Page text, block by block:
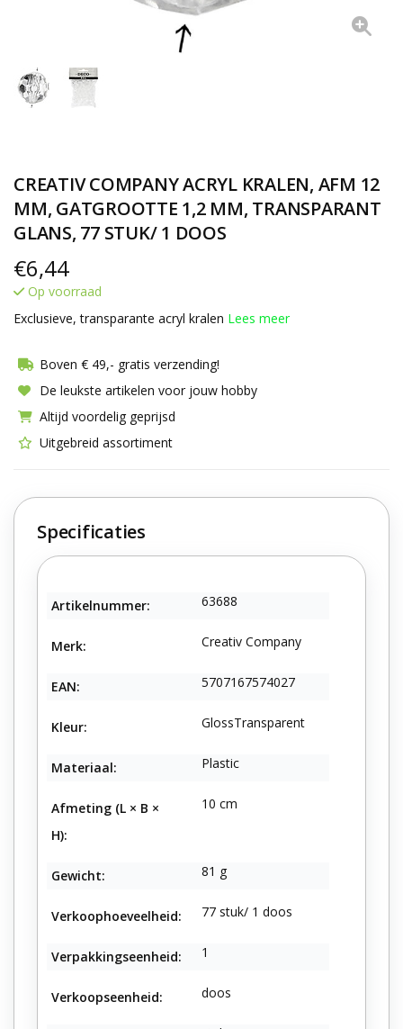
CREATIV COMPANY ACRYL KRALEN, AFM 12
MM, GATGROOTTE 1,2 MM, TRANSPARANT
GLANS, 77 STUK/ 1 DOOS
€6,44
Op voorraad
Exclusieve, transparante acryl kralen Lees meer
Boven € 49,- gratis verzending!
De leukste artikelen voor jouw hobby
Altijd voordelig geprijsd
Uitgebreid assortiment
Specificaties
Artikelnummer: 63688
Merk: Creativ Company
EAN: 5707167574027
Kleur: GlossTransparent
Materiaal: Plastic
Afmeting (L × B ×
H):
10 cm
Gewicht: 81 g
Verkoophoeveelheid: 77 stuk/ 1 doos
Verpakkingseenheid: 1
Verkoopseenheid: doos